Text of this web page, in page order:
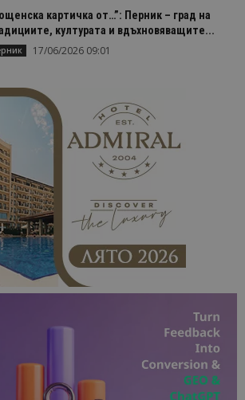
картичка от…”: Перник – град на
културата и вдъхновяващите...
17/06/2026 09:01